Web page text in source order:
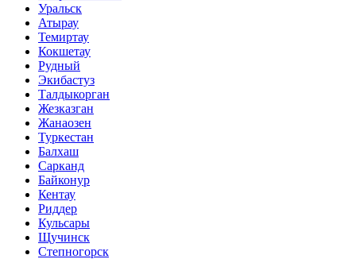
Уральск
Атырау
Темиртау
Кокшетау
Рудный
Экибастуз
Талдыкорган
Жезказган
Жанаозен
Туркестан
Балхаш
Сарканд
Байконур
Кентау
Риддер
Кульсары
Щучинск
Степногорск